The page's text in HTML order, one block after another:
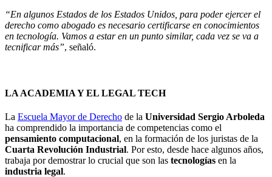
“En algunos Estados de los Estados Unidos, para poder ejercer el
derecho como abogado es necesario certificarse en conocimientos
en tecnología. Vamos a estar en un punto similar, cada vez se va a
tecnificar más”, señaló.
LA ACADEMIA Y EL LEGAL TECH
La Escuela Mayor de Derecho de la Universidad Sergio Arboleda
ha comprendido la importancia de competencias como el
pensamiento computacional, en la formación de los juristas de la
Cuarta Revolución Industrial. Por esto, desde hace algunos años,
trabaja por demostrar lo crucial que son las tecnologías en la
industria legal.